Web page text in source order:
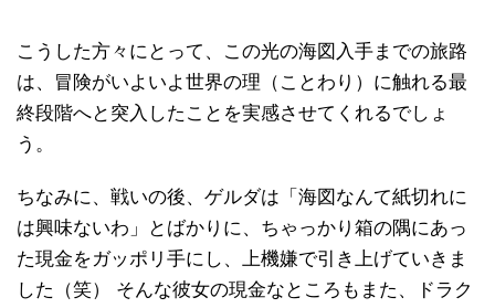
こうした方々にとって、この光の海図入手までの旅路
は、冒険がいよいよ世界の理（ことわり）に触れる最
終段階へと突入したことを実感させてくれるでしょ
う。
ちなみに、戦いの後、ゲルダは「海図なんて紙切れに
は興味ないわ」とばかりに、ちゃっかり箱の隅にあっ
た現金をガッポリ手にし、上機嫌で引き上げていきま
した（笑） そんな彼女の現金なところもまた、ドラク